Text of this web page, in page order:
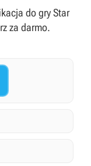
do gry Star
za darmo.